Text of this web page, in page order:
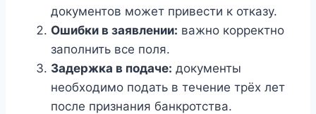
документов может привести к отказу.
Ошибки в заявлении: важно корректно
заполнить все поля.
Задержка в подаче: документы
необходимо подать в течение трёх лет
после признания банкротства.